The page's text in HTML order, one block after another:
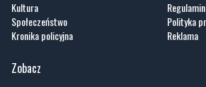
Kultura
Społeczeństwo
Kronika policyjna
Regulamin
Polityka
Reklama
Zobacz